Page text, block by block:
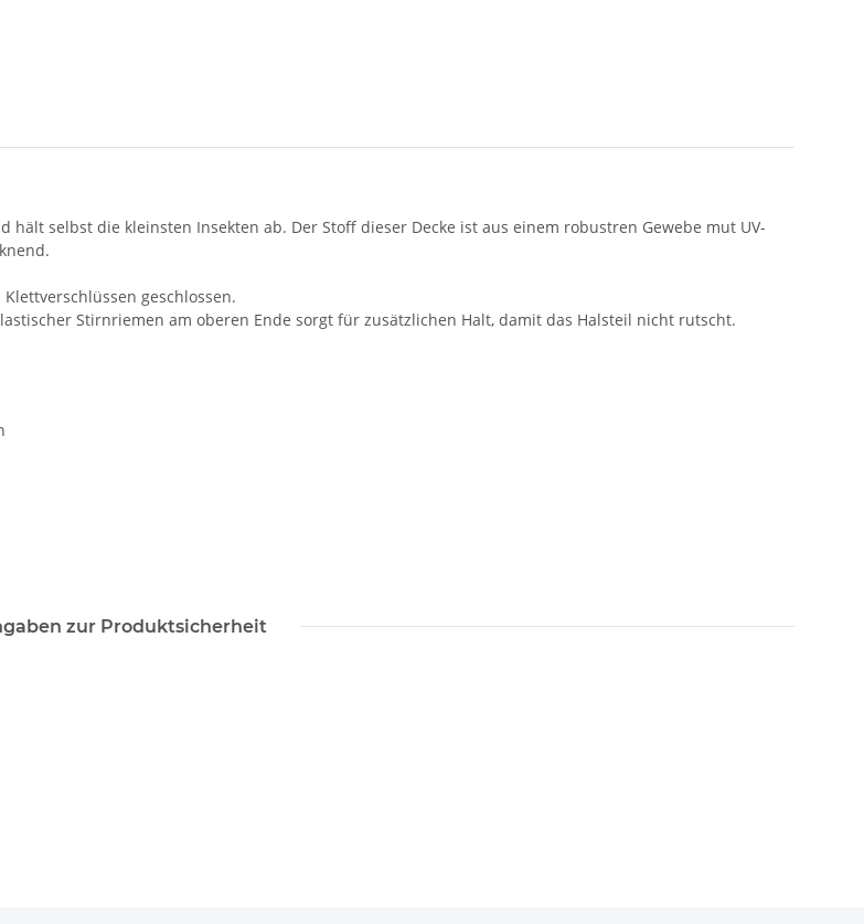
hält selbst die kleinsten Insekten ab. Der Stoff dieser Decke ist aus einem robustren Gewebe mut UV-
geschlossen.
Stirnriemen am oberen Ende sorgt für zusätzlichen Halt, damit das Halsteil nicht rutscht.
zur Produktsicherheit